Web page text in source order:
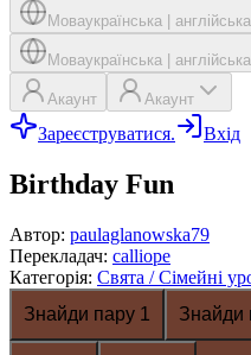
Моваукраїнська
Моваукраїнська
Акаунт Акаунт
Зареєструватися. Вхід
Birthday Fun
Автор: paulaglanowska79
Перекладач: calliope
Категорія: Свята / Сімейні
Знайди пару 1
Знайди